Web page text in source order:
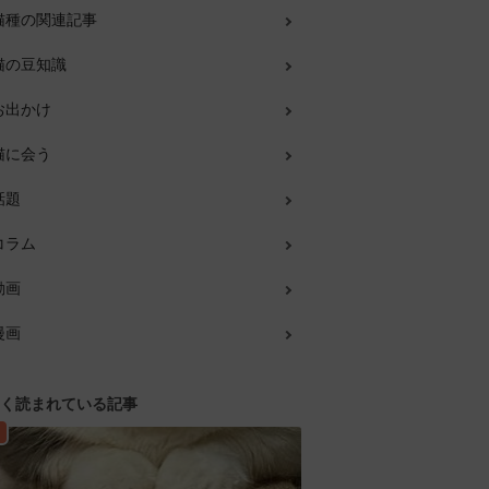
種の関連記事
の豆知識
出かけ
に会う
題
ラム
画
画
読まれている記事